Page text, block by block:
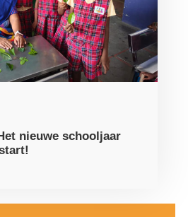
nieuwe schooljaar